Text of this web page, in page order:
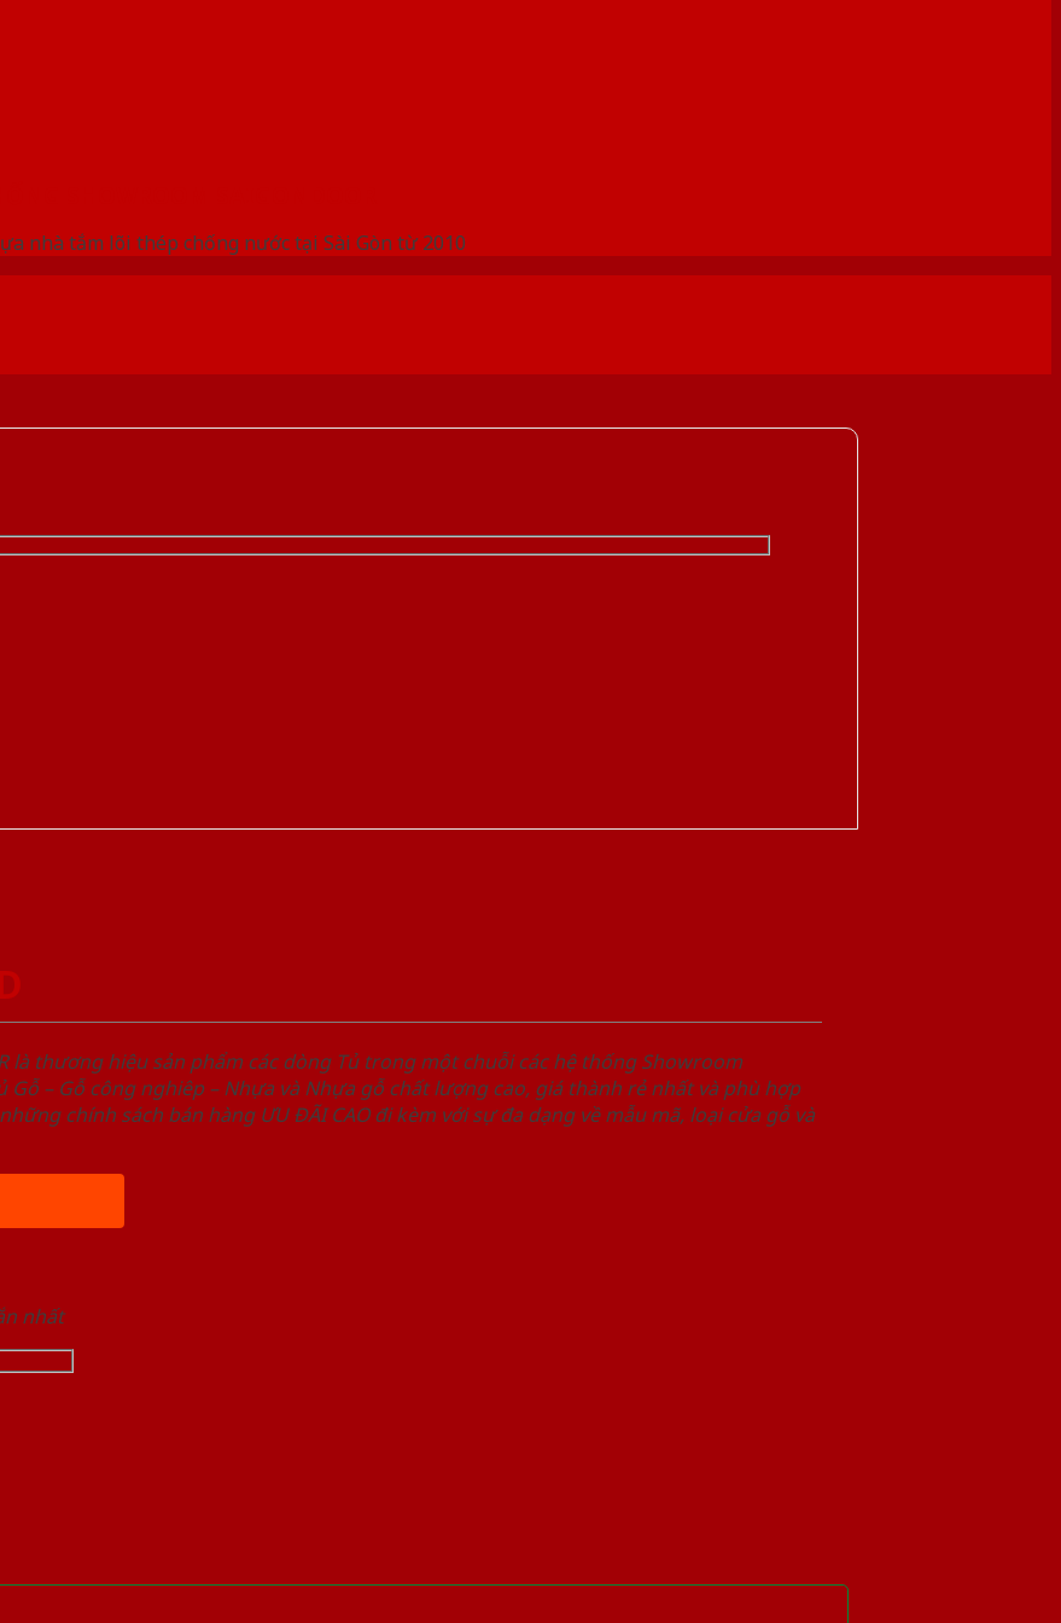
nhà tắm lõi thép chống nước tại Sài Gòn từ 2010
là thương hiệu sản phẩm các dòng Tủ trong một chuỗi các hệ thống Showroom
Gỗ – Gỗ công nghiêp – Nhựa và Nhựa gỗ chất lượng cao, giá thành rẻ nhất và phù hợp
chính sách bán hàng ƯU ĐÃI CAO đi kèm với sự đa dạng về mẫu mã, loại cửa gỗ và
nhất